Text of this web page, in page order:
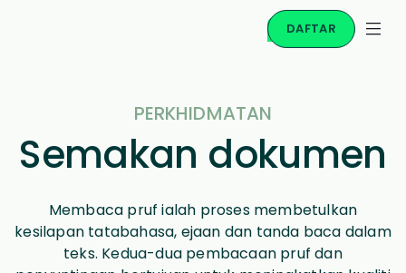
DAFTAR
PERKHIDMATAN
Semakan dokumen
Membaca pruf ialah proses membetulkan
kesilapan tatabahasa, ejaan dan tanda baca dalam
teks. Kedua-dua pembacaan pruf dan